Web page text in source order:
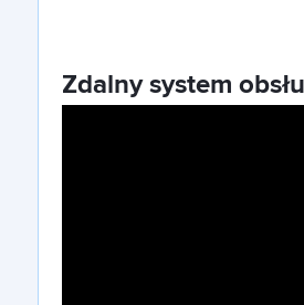
Zdalny system